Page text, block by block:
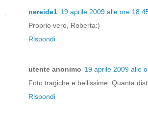
nereide1 19 aprile 2009 alle ore
Proprio vero, Roberta:)
Rispondi
utente anonimo 19 aprile 2009 alle
Foto tragiche e bellissime. Quanta
Rispondi